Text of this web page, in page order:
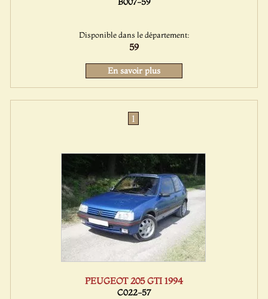
Disponible dans le département:
59
En savoir plus
1
PEUGEOT 205 GTI 1994
C022-57